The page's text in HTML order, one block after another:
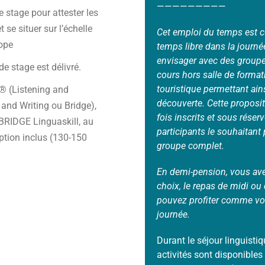
stage pour attester les
se situer sur l’échelle
stage est délivré.
(Listening and
Writing ou Bridge),
Linguaskill, au
inclus (130-150
—————————
Cet emploi du temps est
temps libre dans la
envisager avec des
cours hors salle de
touristique permettant
découverte. Cette
fois inscrits et sous
participants le souhaitant
groupe complet.
En demi-pension, vous
choix, le repas de midi
pouvez profiter comme
journée.
Durant le séjour
activités sont disponibles